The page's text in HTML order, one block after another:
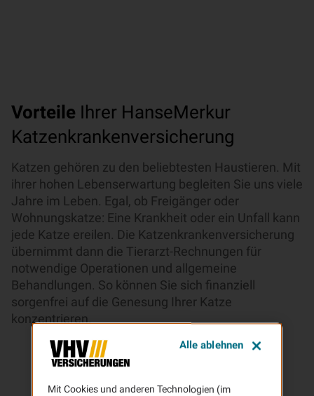
Vorteile Ihrer HanseMerkur
Katzenkrankenversicherung
Katzen gehören zu den beliebtesten Haustieren. Mit
ihrer hohen Lebenserwartung begleiten Sie uns viele
Jahre im Leben. Egal, ob Freigänger oder
Wohnungskatze: Eine Krankheit oder ein Unfall kann
jede Katze ereilen. Die Katzenkrankenversicherung
übernimmt dann die Tierarzt-Rechnungen für
notwendige Operationen und allgemeine
Behandlungen. So können Sie sich finanziell
sorgenfrei auf die Genesung Ihrer Katze
konzentrieren.
Mit Cookies und anderen Technologien (im
Alle ablehnen